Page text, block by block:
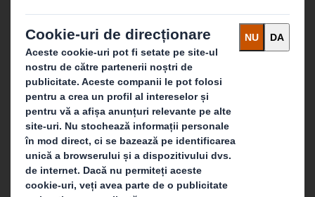
Produse din hârtie
Servicii de reciclare
Contactează-ne
Newsletter
Cum să ne contactați